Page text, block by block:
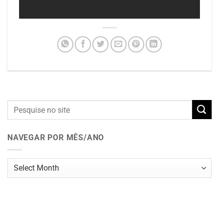
NAVEGAR POR MÊS/ANO
Navegar